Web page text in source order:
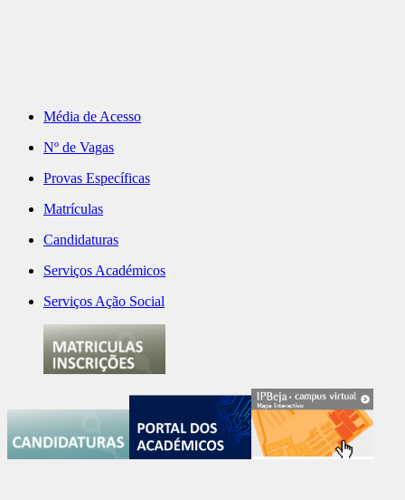
Média de Acesso
Nº de Vagas
Provas Específicas
Matrículas
Candidaturas
Serviços Académicos
Serviços Ação Social